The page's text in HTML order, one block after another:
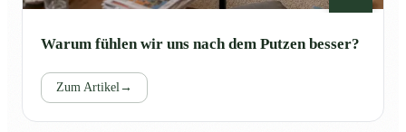
Warum fühlen wir uns nach dem Putzen besser?
Zum Artikel →